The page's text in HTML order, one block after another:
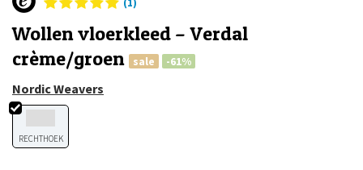
Wollen vloerkleed – Verdal
crème/groen
sale -61%
Nordic Weavers
RECHTHOEK